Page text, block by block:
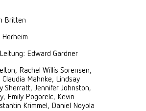
Britten
Herheim
Edward Gardner
Rachel Willis Sorensen,
Mahnke, Lindsay
Sherratt, Jennifer Johnston,
Emily Pogorelc, Kevin
Krimmel, Daniel Noyola